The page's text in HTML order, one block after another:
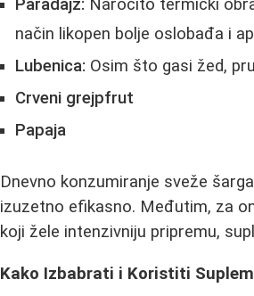
Paradajz: Naročito termički
način likopen bolje oslobađa i
Lubenica: Osim što gasi žed,
Crveni grejpfrut
Papaja
Dnevno konzumiranje sveže
izuzetno efikasno. Međutim, za
koji žele intenzivniju pripremu,
Kako Izbabrati i Koristiti